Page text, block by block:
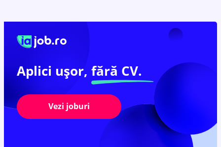
Aplici ușor, fără CV.
Vezi joburi